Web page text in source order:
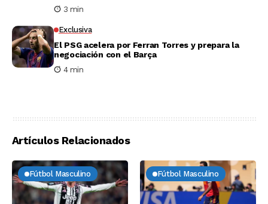
3 min
Exclusiva
El PSG acelera por Ferran Torres y prepara la
negociación con el Barça
4 min
Artículos Relacionados
Fútbol Masculino Fútbol Masculino